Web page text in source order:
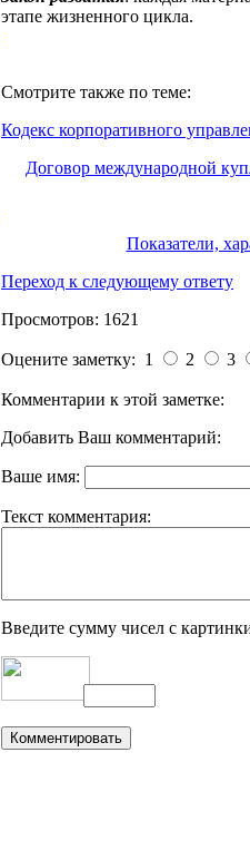
этапе жизненного цикла.
Смотрите также по теме:
Кодекс корпоративного
Договор международной
Показатели,
Переход к следующему ответу
Просмотров: 1621
Оцените заметку: 1 2 3
Комментарии к этой заметке:
Добавить Ваш комментарий:
Ваше имя:
Текст комментария:
Введите сумму чисел с